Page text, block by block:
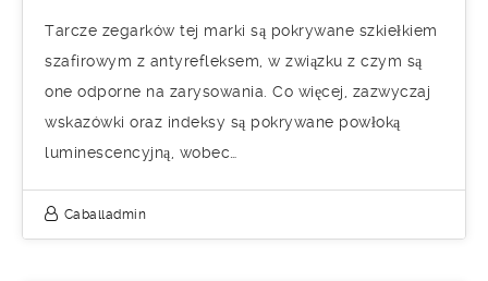
Tarcze zegarków tej marki są pokrywane szkiełkiem
szafirowym z antyrefleksem, w związku z czym są
one odporne na zarysowania. Co więcej, zazwyczaj
wskazówki oraz indeksy są pokrywane powłoką
luminescencyjną, wobec…
Caballadmin